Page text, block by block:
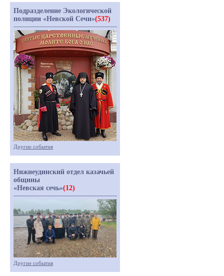
Подразделение Экологической
полиции «Невской Сечи»(537)
Другие события
Нижнеудинский отдел казачьей
общины
«Невская сечь»(12)
Другие события